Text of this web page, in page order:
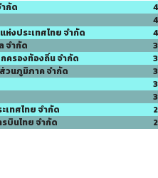
กัด
งประเทศไทย จำกัด
จำกัด
ครองท้องถิ่น จำกัด
วนภูมิภาค จำกัด
ทศไทย จำกัด
บินไทย จำกัด